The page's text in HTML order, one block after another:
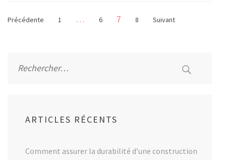
Pagination
Précédente Page
1 … Page
6 Page
7 Page
8 Suivant
ARTICLES RÉCENTS
Comment assurer la durabilité d’une construction